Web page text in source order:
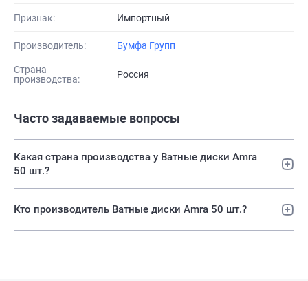
Признак: Импортный
Производитель: Бумфа Групп
Страна
производства:
Россия
Часто задаваемые вопросы
Какая страна производства у Ватные диски Amra
50 шт.?
Кто производитель Ватные диски Amra 50 шт.?